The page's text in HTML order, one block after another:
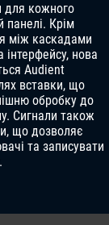
для кожного
панелі. Крім
між каскадами
нова
Audient
вставки, що
обробку до
Сигнали також
що дозволяє
та записувати